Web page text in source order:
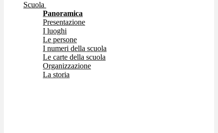
Scuola
Panoramica
Presentazione
I luoghi
Le persone
I numeri della scuola
Le carte della scuola
Organizzazione
La storia